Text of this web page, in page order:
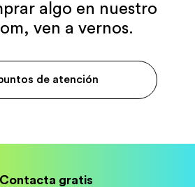
algo en nuestro
ven a vernos.
de atención
Contacta gratis